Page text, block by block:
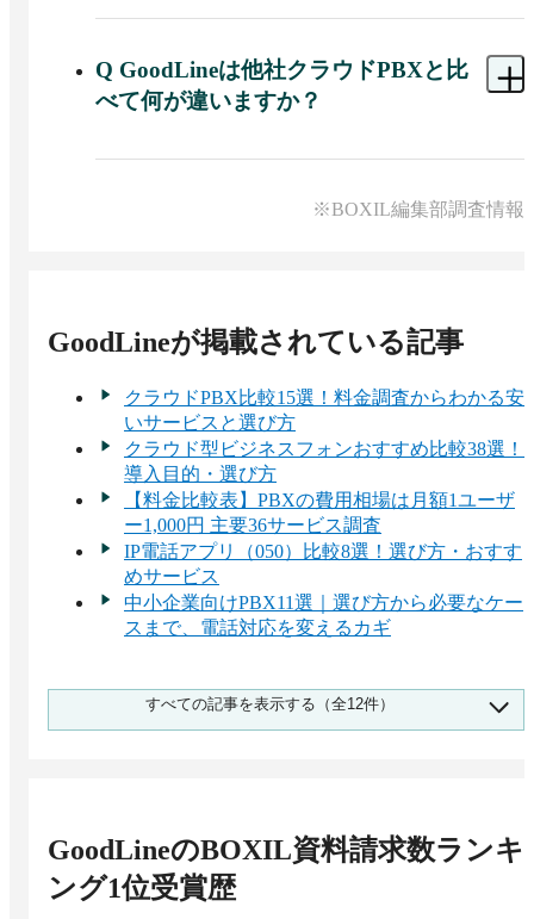
A 通話音質はIP電話のクリアな音質です。ご不安
同じ仕組みになります。
Q GoodLineは他社クラウドPBXと比
べて何が違いますか？
A GoodLineは、スマホアプリが限定されず端末を
れています。また、セキュリティ対策も標準で備
※BOXIL編集部調査情報
GoodLineが掲載されている記事
クラウドPBX比較15選！料金調査からわかる安
いサービスと選び方
クラウド型ビジネスフォンおすすめ比較38選！
導入目的・選び方
【料金比較表】PBXの費用相場は月額1ユーザ
ー1,000円 主要36サービス調査
IP電話アプリ（050）比較8選！選び方・おすす
めサービス
中小企業向けPBX11選｜選び方から必要なケー
スまで、電話対応を変えるカギ
ビジネスフォンの費用相場と料金比較・おすす
めサービス
小規模企業向けクラウドPBX比較11選！選び
方・おすすめサービス
大企業向けビジネスフォンおすすめ6選！選定
すべての記事を表示する（全12件）
GoodLineのBOXIL資料請求数ランキ
ング1位受賞歴